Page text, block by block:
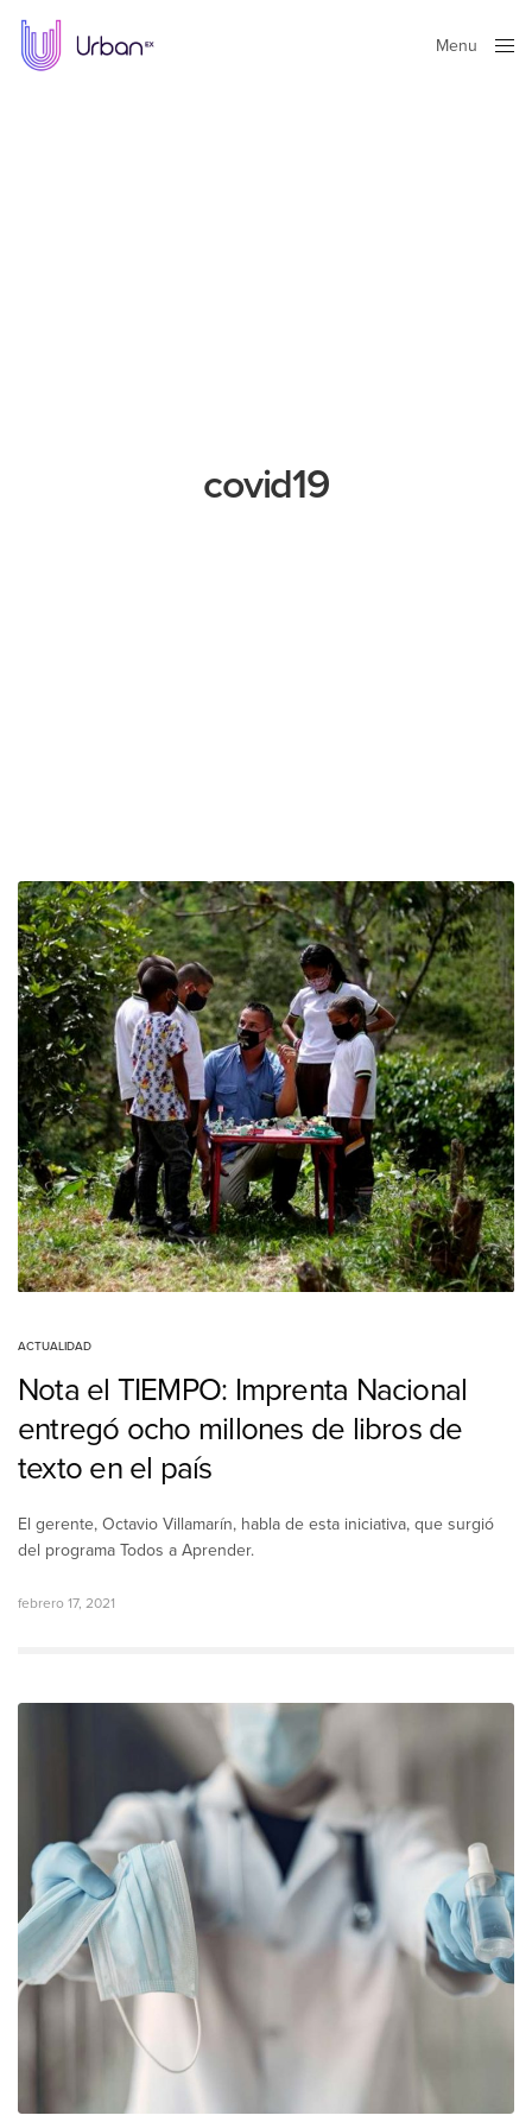
Menu
covid19
ACTUALIDAD
Nota el TIEMPO: Imprenta Nacional
entregó ocho millones de libros de
texto en el país
El gerente, Octavio Villamarín, habla de esta iniciativa, que surgió
del programa Todos a Aprender.
febrero 17, 2021